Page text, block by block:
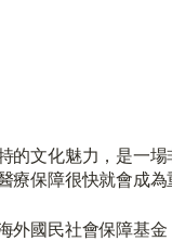
的文化魅力，是一
保障很快就會成為
國民社會保障基